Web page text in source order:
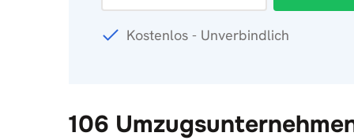
Kostenlos - Unverbindlich
106